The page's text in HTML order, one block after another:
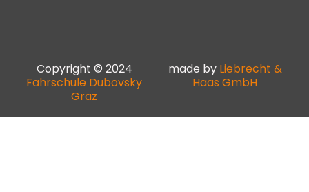
Copyright © 2024
Fahrschule Dubovsky
Graz
made by Liebrecht &
Haas GmbH